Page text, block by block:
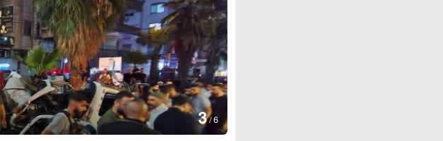
图集
云南弥勒：欢庆火把节 4/6